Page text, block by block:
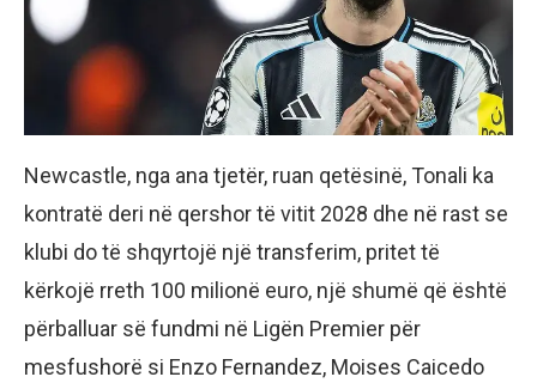
Newcastle, nga ana tjetër, ruan qetësinë, Tonali ka
kontratë deri në qershor të vitit 2028 dhe në rast se
klubi do të shqyrtojë një transferim, pritet të
kërkojë rreth 100 milionë euro, një shumë që është
përballuar së fundmi në Ligën Premier për
mesfushorë si Enzo Fernandez, Moises Caicedo